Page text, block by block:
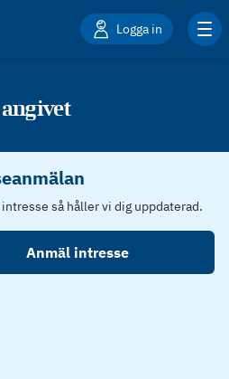
Logga in
så håller vi dig uppdaterad.
Anmäl intresse